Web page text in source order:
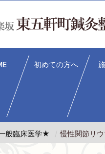
初めての方へ
般臨床医学★ 慢性関節リ